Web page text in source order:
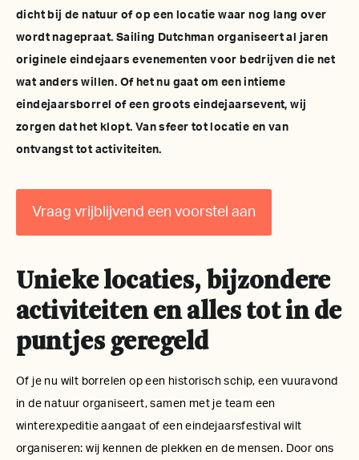
dicht bij de natuur of op een locatie waar nog lang over
wordt nagepraat. Sailing Dutchman organiseert al jaren
originele eindejaars evenementen voor bedrijven die net
wat anders willen. Of het nu gaat om een intieme
eindejaarsborrel of een groots eindejaarsevent, wij
zorgen dat het klopt. Van sfeer tot locatie en van
ontvangst tot activiteiten.
Vraag vrijblijvend een voorstel aan
Unieke locaties, bijzondere
activiteiten en alles tot in de
puntjes geregeld
Of je nu wilt borrelen op een historisch schip, een vuuravond
in de natuur organiseert, samen met je team een
winterexpeditie aangaat of een eindejaarsfestival wilt
organiseren: wij kennen de plekken en de mensen. Door ons